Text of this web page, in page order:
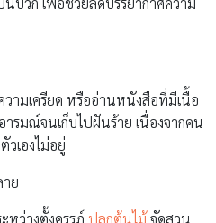
ามเครียด หรืออ่านหนังสือที่มีเนื้อ
ารมณ์จนเก็บไปฝันร้าย เนื่องจากคน
เองไม่อยู่
ย
หว่างตั้งครรภ์ ปลูกต้นไม้จัดสวน